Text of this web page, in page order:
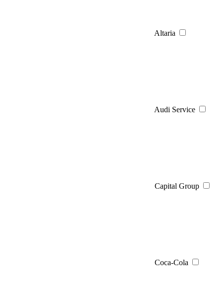
Altaria
Audi Service
Capital Group
Coca-Cola